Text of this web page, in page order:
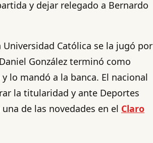
y dejar relegado a Bernardo
Universidad Católica se la jugó por
González terminó como
lo mandó a la banca. El nacional
la titularidad y ante Deportes
de las novedades en el Claro